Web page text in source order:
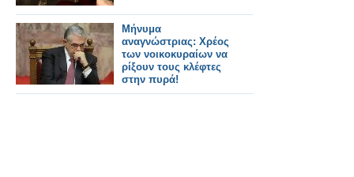
Μήνυμα
αναγνώστριας: Χρέος
των νοικοκυραίων να
ρίξουν τους κλέφτες
στην πυρά!